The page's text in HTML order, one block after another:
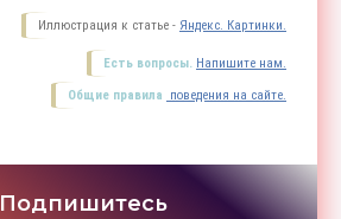
Иллюстрация к статье - Яндекс. Картинки.
Есть вопросы. Напишите нам.
Общие правила поведения на сайте.
Подпишитесь